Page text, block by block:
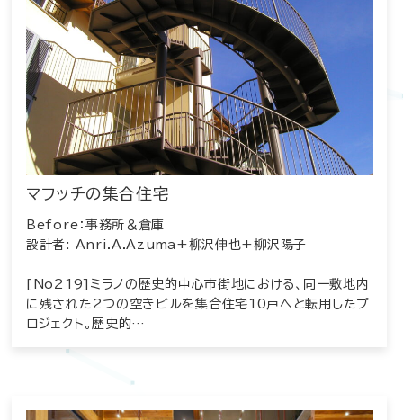
マフッチの集合住宅
Before：事務所＆倉庫
設計者: Anri.A.Azuma+柳沢伸也+柳沢陽子
[No219]ミラノの歴史的中心市街地における、同一敷地内
に残された2つの空きビルを集合住宅10戸へと転用したプ
ロジェクト。歴史的…